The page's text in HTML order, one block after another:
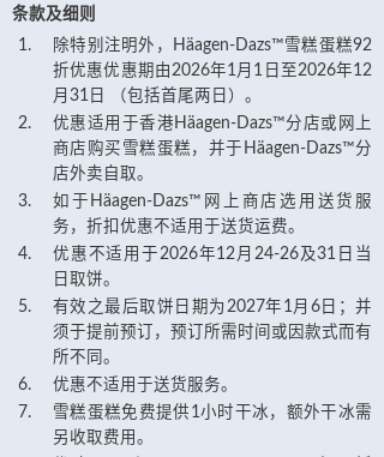
条款及细则
除特别注明外，Häagen-Dazs™雪糕蛋糕92
折优惠优惠期由2026年1月1日至2026年12
月31日 （包括首尾两日）。
优惠适用于香港Häagen-Dazs™分店或网上
商店购买雪糕蛋糕，并于Häagen-Dazs™分
店外卖自取。
如于Häagen-Dazs™网上商店选用送货服
务，折扣优惠不适用于送货运费。
优惠不适用于2026年12月24-26及31日当
日取饼。
有效之最后取饼日期为2027年1月6日；并
须于提前预订，预订所需时间或因款式而有
所不同。
优惠不适用于送货服务。
雪糕蛋糕免费提供1小时干冰，额外干冰需
另收取费用。